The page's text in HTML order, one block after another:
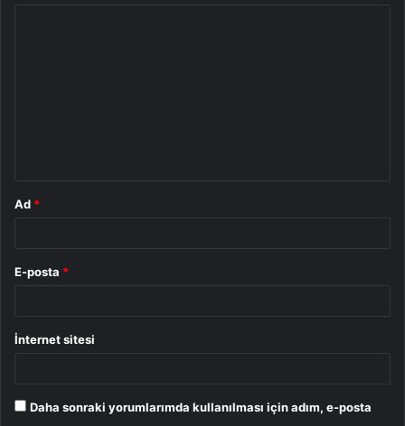
Ad *
E-posta *
İnternet sitesi
Daha sonraki yorumlarımda kullanılması için adım, e-posta